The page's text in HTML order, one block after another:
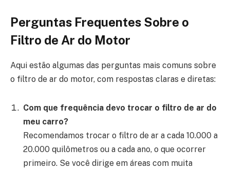
Perguntas Frequentes Sobre o
Filtro de Ar do Motor
Aqui estão algumas das perguntas mais comuns sobre
o filtro de ar do motor, com respostas claras e diretas:
Com que frequência devo trocar o filtro de ar do
meu carro?
Recomendamos trocar o filtro de ar a cada 10.000 a
20.000 quilômetros ou a cada ano, o que ocorrer
primeiro. Se você dirige em áreas com muita